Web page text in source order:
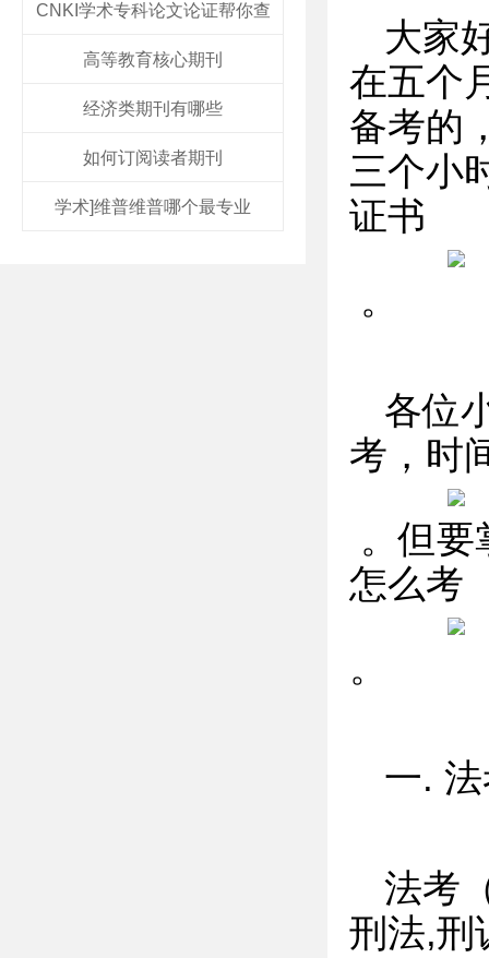
CNKI学术专科论文论证帮你查
高等教育核心期刊
经济类期刊有哪些
如何订阅读者期刊
学术]维普维普哪个最专业
大家
在五个
备考的
三个小
证书
。
各位
考，时
。但要
怎么考
。
一.
法考
刑法,刑